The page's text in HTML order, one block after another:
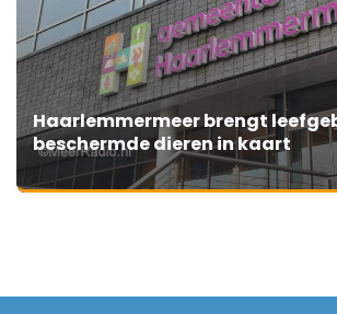
Haarlemmermeer brengt
beschermde dieren in kaart